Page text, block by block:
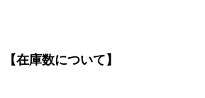
【在庫数について】